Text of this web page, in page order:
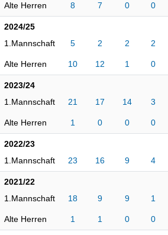
Alte Herren 8 7 0 0
2024/25
1.Mannschaft
5 2 2 2
Alte Herren 10 12 1 0
2023/24
1.Mannschaft
21 17 14 3
Alte Herren 1 0 0 0
2022/23
1.Mannschaft
23 16 9 4
2021/22
1.Mannschaft
18 9 9 1
Alte Herren 1 1 0 0